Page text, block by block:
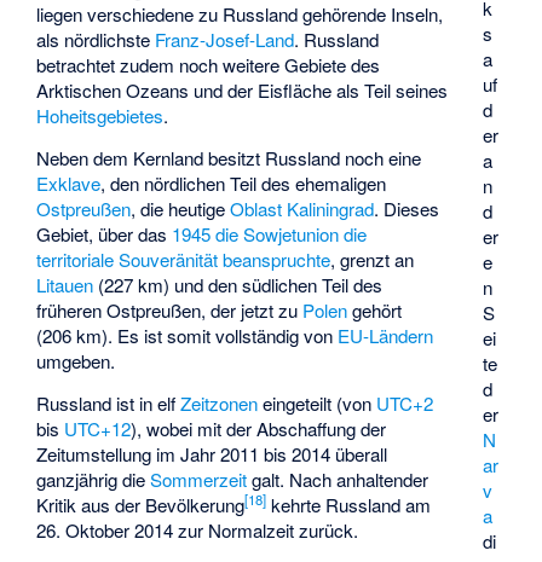
k
s
a
uf
d
er
a
n
d
er
e
n
S
ei
te
d
er
N
ar
v
a
di
liegen verschiedene zu Russland gehörende Inseln,
als nördlichste Franz-Josef-Land. Russland
betrachtet zudem noch weitere Gebiete des
Arktischen Ozeans und der Eisfläche als Teil seines
Hoheitsgebietes.
Neben dem Kernland besitzt Russland noch eine
Exklave, den nördlichen Teil des ehemaligen
Ostpreußen, die heutigeOblast Kaliningrad. Dieses
Gebiet, über das 1945 die Sowjetunion die
territoriale Souveränität beanspruchte, grenzt an
Litauen (227 km) und den südlichen Teil des
früheren Ostpreußen, der jetzt zu Polengehört
(206 km). Es ist somit vollständig von EU-Ländern
umgeben.
Russland ist in elfZeitzoneneingeteilt (von UTC+2
bis UTC+12), wobei mit der Abschaffung der
Zeitumstellung im Jahr 2011 bis 2014 überall
ganzjährig dieSommerzeitgalt. Nach anhaltender
Kritik aus der Bevölkerung[18] kehrte Russland am
26. Oktober 2014 zur Normalzeit zurück.